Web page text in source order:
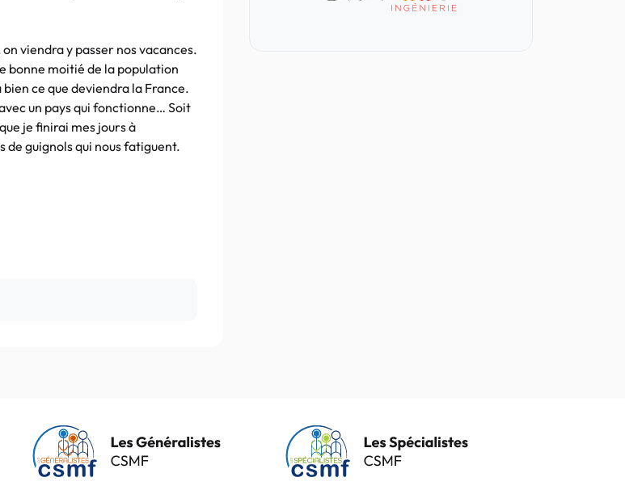
viendra y passer nos vacances.
bonne moitié de la population
ce que deviendra la France.
un pays qui fonctionne… Soit
je finirai mes jours à
de guignols qui nous fatiguent.